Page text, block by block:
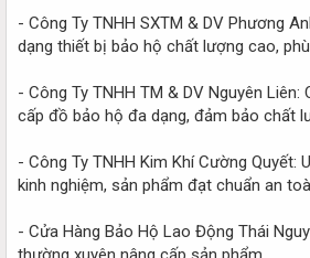
- Công Ty TNHH SXTM & DV Phương
dạng thiết bị bảo hộ chất lượng cao,
- Công Ty TNHH TM & DV Nguyên Liên:
cấp đồ bảo hộ đa dạng, đảm bảo chất
- Công Ty TNHH Kim Khí Cường Quyết:
kinh nghiệm, sản phẩm đạt chuẩn an
- Cửa Hàng Bảo Hộ Lao Động Thái